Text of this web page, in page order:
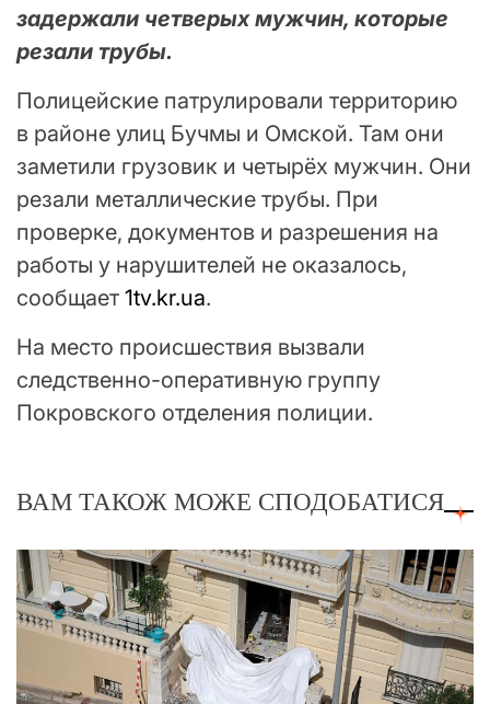
задержали четверых мужчин, которые
резали трубы.
Полицейские патрулировали территорию
в районе улиц Бучмы и Омской. Там они
заметили грузовик и четырёх мужчин. Они
резали металлические трубы. При
проверке, документов и разрешения на
работы у нарушителей не оказалось,
сообщает 1tv.kr.ua.
На место происшествия вызвали
следственно-оперативную группу
Покровского отделения полиции.
ВАМ ТАКОЖ МОЖЕ СПОДОБАТИСЯ